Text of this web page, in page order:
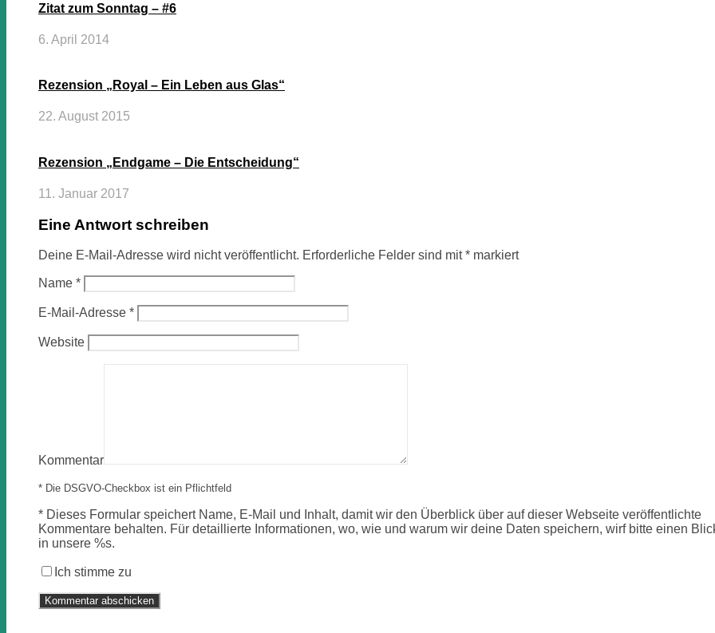
Zitat zum Sonntag – #6
6. April 2014
Rezension „Royal – Ein Leben aus Glas“
22. August 2015
Rezension „Endgame – Die Entscheidung“
11. Januar 2017
Eine Antwort schreiben
Deine E-Mail-Adresse wird nicht veröffentlicht. Erforderliche Felder sind mit* markiert
Name *
E-Mail-Adresse *
Website
Kommentar
* Die DSGVO-Checkbox ist ein Pflichtfeld
* Dieses Formular speichert Name, E-Mail und Inhalt, damit wir den Überblick über auf dieser Webseite veröffentlichte
Kommentare behalten. Für detaillierte Informationen, wo, wie und warum wir deine Daten speichern, wirf bitte einen
in unsere %s.
Ich stimme zu